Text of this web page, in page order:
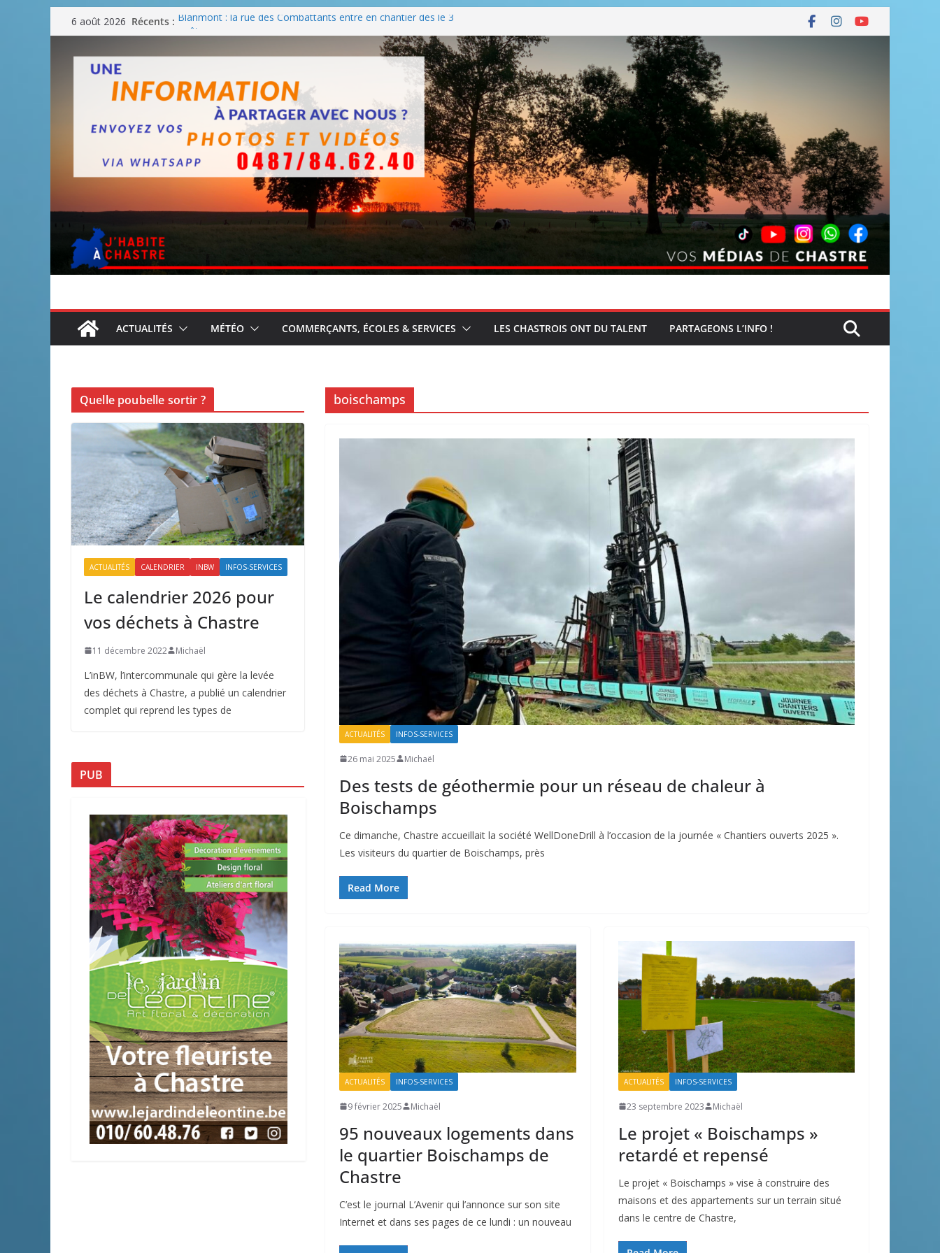
Passer
au
contenu
6 août 2026 Récents : Blanmont : la rue des Combattants entre en chantier dès le 3
août
Une fête nationale sans drache
ACTUALITÉS MÉTÉO COMMERÇANTS, ÉCOLES & SERVICES LES CHASTROIS ONT DU TALENT PARTAGEONS L’INFO !
boischamps
ACTUALITÉS INFOS-SERVICES
26 mai 2025 Michaël
Des tests de géothermie pour un réseau de chaleur à
Boischamps
Ce dimanche, Chastre accueillait la société WellDoneDrill à l’occasion de la journée « Chantiers ouverts 2025 ».
Les visiteurs du quartier de Boischamps, près
Read More
ACTUALITÉS INFOS-SERVICES
9 février 2025 Michaël
95 nouveaux logements dans
le quartier Boischamps de
Chastre
C’est le journal L’Avenir qui l’annonce sur son site
Internet et dans ses pages de ce lundi : un nouveau
ACTUALITÉS INFOS-SERVICES
23 septembre 2023 Michaël
Le projet « Boischamps »
retardé et repensé
Le projet « Boischamps » vise à construire des
maisons et des appartements sur un terrain situé
dans le centre de Chastre,
Quelle poubelle sortir ?
ACTUALITÉS CALENDRIER INBW INFOS-SERVICES
Le calendrier 2026 pour
vos déchets à Chastre
11 décembre 2022 Michaël
L’inBW, l’intercommunale qui gère la levée
des déchets à Chastre, a publié un calendrier
complet qui reprend les types de
PUB